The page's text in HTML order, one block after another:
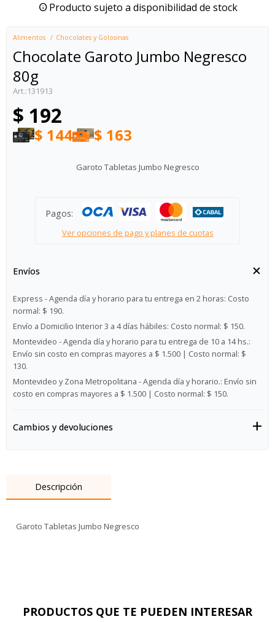
Producto sujeto a disponibilidad de stock
Alimentos Chocolates y Golosinas
Chocolate Garoto Jumbo Negresco
80g
131913
$ 192
$ 144 $ 163
Garoto Tabletas Jumbo Negresco
Pagos:
Ver opciones de pago y planes de cuotas
Envíos
Express - Agenda día y horario para tu entrega en 2 horas: Costo
normal: $ 190.
Envío a Domicilio Interior 3 a 4 días hábiles: Costo normal: $ 150.
Montevideo - Agenda día y horario para tu entrega de 10 a 14 hs.:
Envío sin costo en compras mayores a $ 1.500 | Costo normal: $
130.
Montevideo y Zona Metropolitana - Agenda día y horario.: Envío sin
costo en compras mayores a $ 1.500 | Costo normal: $ 150.
Cambios y devoluciones
Descripción
Garoto Tabletas Jumbo Negresco
PRODUCTOS QUE TE PUEDEN INTERESAR